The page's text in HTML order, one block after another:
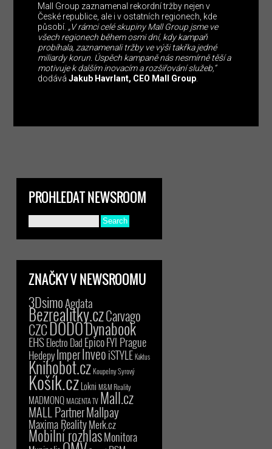
Mall Group zaznamenal rekordní tržby nejen v
České republice, ale i v ostatních regionech, kde
působí. „V rámci celé skupiny Mall Group jsme ve
všech regionech během osmi dní, kdy kampaň
probíhala, zaznamenali tržby ve výši takřka jedné
miliardy korun. Úspěch kampaně nás nesmírně těší a
motivuje k dalším inovacím a rozšiřování služeb,“
dodáváJakub Havrlant, CEO Mall Group
PROHLEDAT NEWSROOM
ZNAČKY V NEWSROOMU
3DsimoAgdata
Bezrealitky.czCarvago
CZCDODODynabook
EHSElectro Dad EpicoFYI Prague
HedepyImperInveoiSTYLE Kaktus
Knihobot.czKoupelny Syrový
Košík.czLokni M&M Reality
MADMONQMAGENTA TV Mall.cz
MALL PartnerMallpay
Maxima RealityMerk.cz
Mobilní rozhlasMonitora